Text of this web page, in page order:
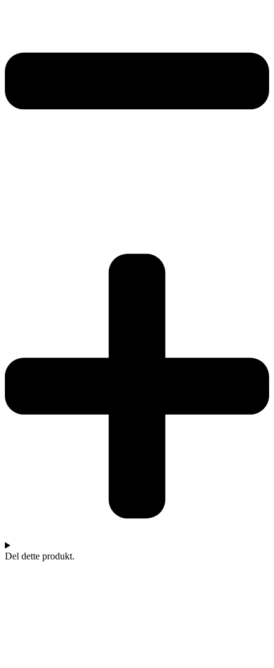
Del dette produkt.